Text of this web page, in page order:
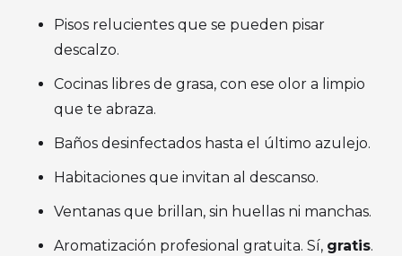
Pisos relucientes que se pueden pisar
descalzo.
Cocinas libres de grasa, con ese olor a limpio
que te abraza.
Baños desinfectados hasta el último azulejo.
Habitaciones que invitan al descanso.
Ventanas que brillan, sin huellas ni manchas.
Aromatización profesional gratuita. Sí, gratis.